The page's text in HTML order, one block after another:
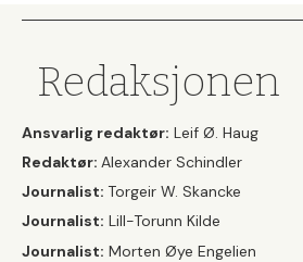
Redaksjonen
Ansvarlig redaktør: Leif Ø. Haug
Redaktør: Alexander Schindler
Journalist: Torgeir W. Skancke
Journalist: Lill-Torunn Kilde
Journalist: Morten Øye Engelien